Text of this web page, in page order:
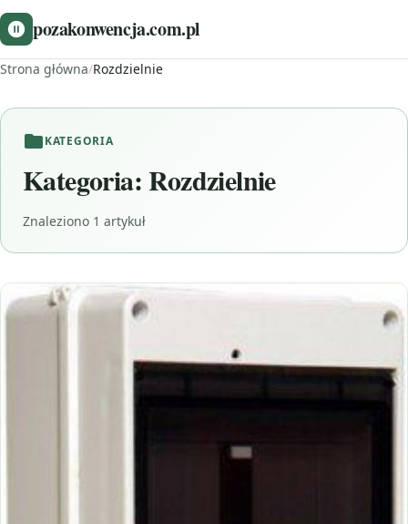
pozakonwencja.com.pl
Strona główna/Rozdzielnie
KATEGORIA
Kategoria:Rozdzielnie
Znaleziono 1 artykuł